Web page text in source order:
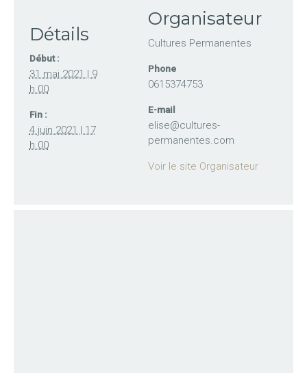
Détails
Début :
31 mai 2021 | 9
h 00
Fin :
4 juin 2021 | 17
h 00
Organisateur
Cultures Permanentes
Phone
0615374753
E-mail
elise@cultures-
permanentes.com
Voir le site Organisateur